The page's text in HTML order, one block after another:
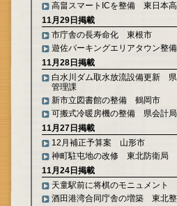
高畠スマートICを整備 東日本
11月29日掲載
市庁舎の長寿命化 東根市
遊佐パーキングエリアタウン整
11月28日掲載
白水川ダム取水放流設備更新
管理課
新市立図書館の整備 鶴岡市
可搬式冷暖房機の整備 県会計局
11月27日掲載
12月補正予算案 山形市
神町駐屯地の改修 東北防衛局
11月24日掲載
天童駅前に将棋のモニュメント
酒田港湾合同庁舎の増築 東北